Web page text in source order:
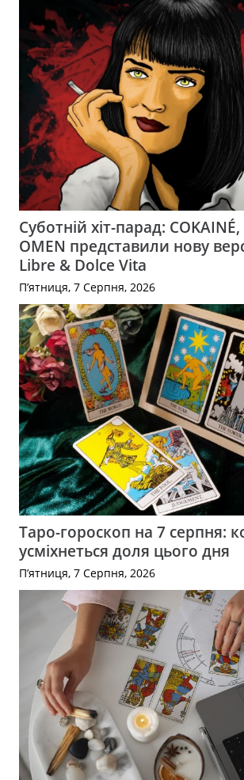
Суботній хіт-парад:
OMEN представили нову
Libre & Dolce Vita
П’ятниця, 7 Серпня, 2026
Таро-гороскоп на 7 серпня:
усміхнеться доля цього дня
П’ятниця, 7 Серпня, 2026